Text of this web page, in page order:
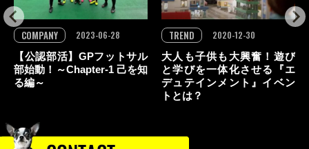
【公認部活】GPフットサル
部始動！～Chapter-1 己を知
る編～
COMPANY
2023-06-28
大人も子供も大興奮！遊び
と学びを一体化させる『エ
デュテインメント』イベン
トとは？
TREND 2020-12-30